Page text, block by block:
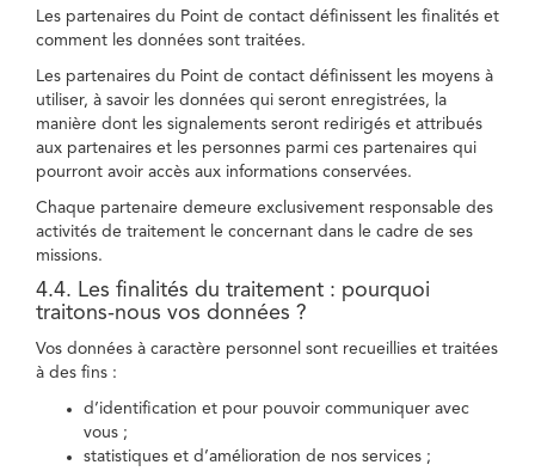
Les partenaires du Point de contact définissent les finalités et
comment les données sont traitées.
Les partenaires du Point de contact définissent les moyens à
utiliser, à savoir les données qui seront enregistrées, la
manière dont les signalements seront redirigés et attribués
aux partenaires et les personnes parmi ces partenaires qui
pourront avoir accès aux informations conservées.
Chaque partenaire demeure exclusivement responsable des
activités de traitement le concernant dans le cadre de ses
missions.
4.4. Les finalités du traitement : pourquoi
traitons-nous vos données ?
Vos données à caractère personnel sont recueillies et traitées
à des fins :
d’identification et pour pouvoir communiquer avec
vous ;
statistiques et d’amélioration de nos services ;